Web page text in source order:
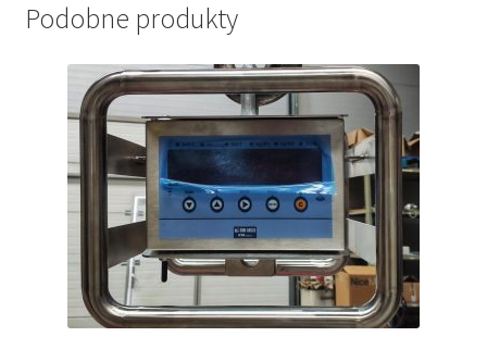
Podobne produkty